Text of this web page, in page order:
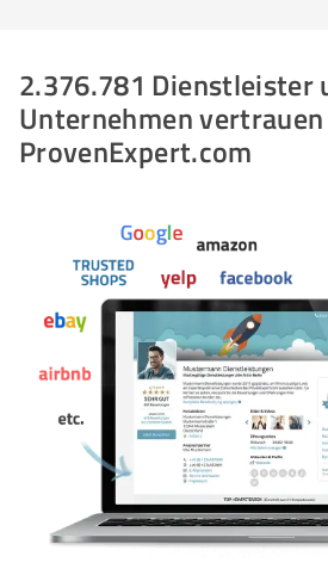
2.376.781 Dienstleister
Unternehmen vertrauen
ProvenExpert.com